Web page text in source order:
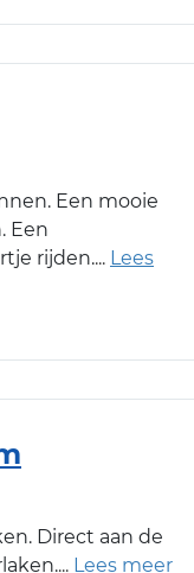
Een mooie
Een
rijden.
Direct aan de